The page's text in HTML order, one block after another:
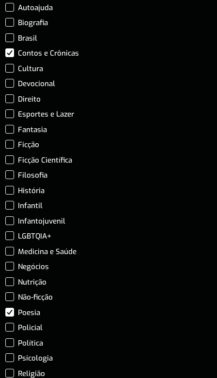
Autoajuda
Biografia
Brasil
Contos e Crônicas
Cultura
Devocional
Direito
Esportes e Lazer
Fantasia
Ficção
Ficção Científica
Filosofia
História
Infantil
Infantojuvenil
LGBTQIA+
Medicina e Saúde
Negócios
Nutrição
Não-ficção
Poesia
Policial
Política
Psicologia
Religião